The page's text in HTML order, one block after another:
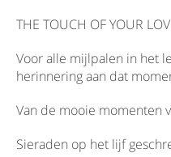
THE TOUCH OF YOUR
Voor alle mijlpalen in het
herinnering aan dat
Van de mooie momenten
Sieraden op het lijf